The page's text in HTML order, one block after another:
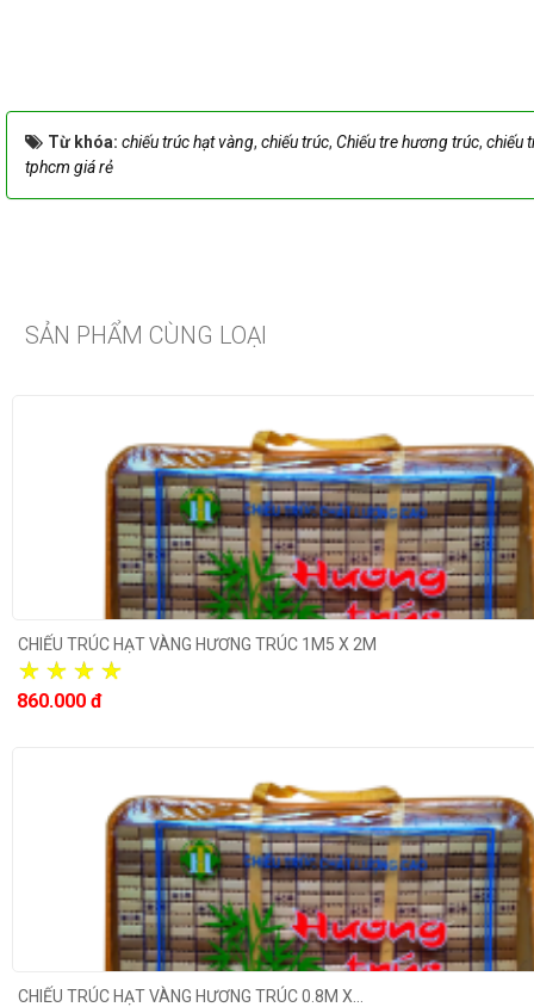
Từ khóa: chiếu trúc hạt vàng, chiếu trúc, Chiếu tre hương trúc, chiếu
tphcm giá rẻ
SẢN PHẨM CÙNG LOẠI
CHIẾU TRÚC HẠT VÀNG HƯƠNG TRÚC 1M5 X 2M
860.000 đ
CHIẾU TRÚC HẠT VÀNG HƯƠNG TRÚC 0.8M X...